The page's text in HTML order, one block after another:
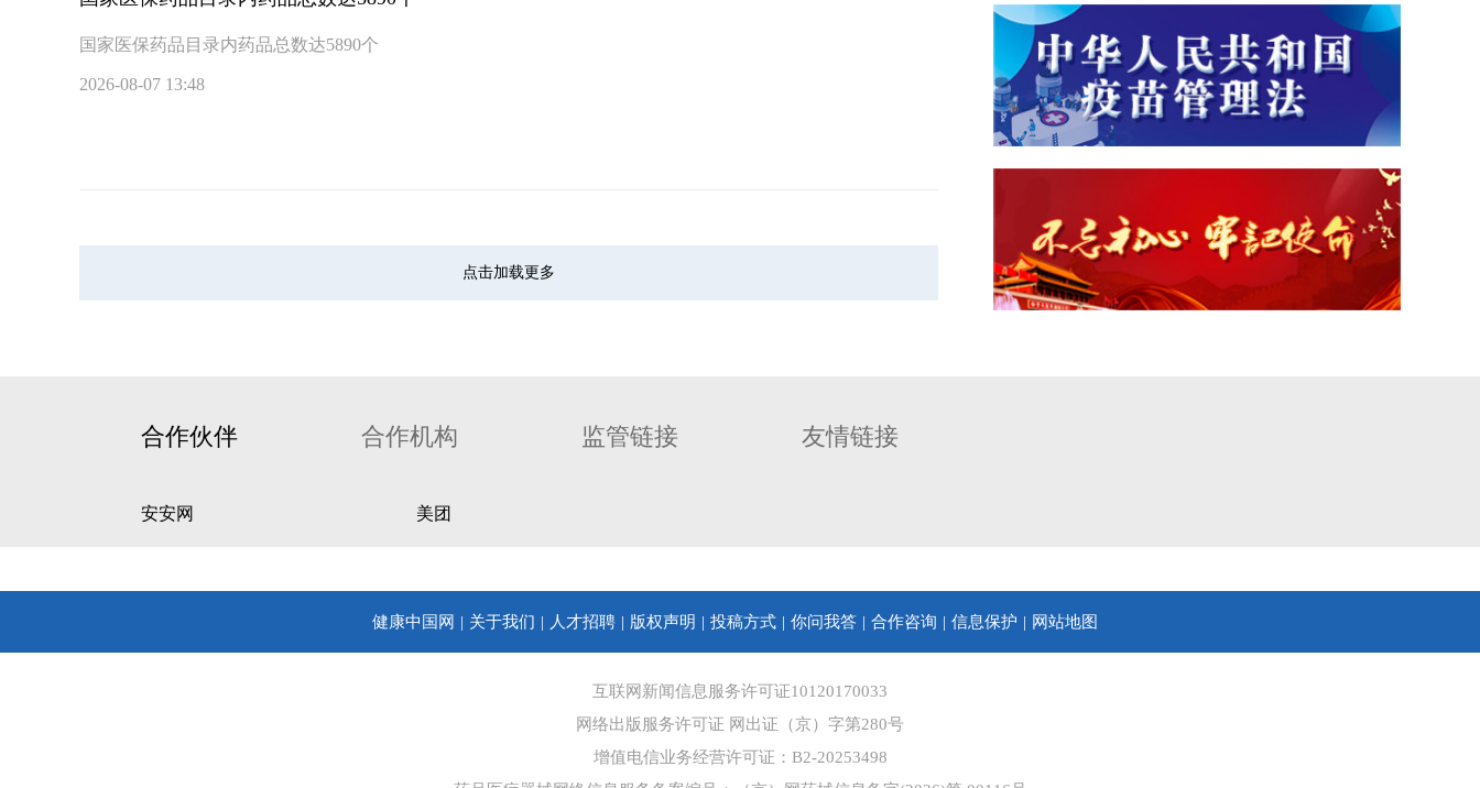
国家医保药品目录内药品总数达5890个
2026-08-07 13:48
点击加载更多
合作伙伴 合作机构 监管链接 友情链接
安安网 美团
健康中国网 关于我们 人才招聘 版权声明 投稿方式 你问我答 合作咨询 信息保护 网站地图
互联网新闻信息服务许可证10120170033
网络出版服务许可证 网出证（京）字第280号
增值电信业务经营许可证：B2-20253498